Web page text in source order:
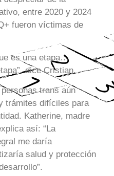
entre 2020 y 2024
fueron víctimas de
es una etapa…
dice Cristian.
trans aún
trámites difíciles para
Katherine, madre
así: “La
me daría
salud y protección